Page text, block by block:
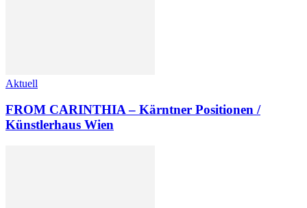
Aktuell
FROM CARINTHIA – Kärntner Positionen /
Künstlerhaus Wien